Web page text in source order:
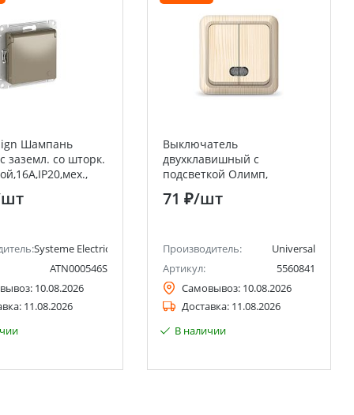
Шампань
заземл. со шторк.
Systeme Electric (ранее Schneider Electric)
ATN000546S
10.08.2026
11.08.2026
Выключатель
двухклавишный с
подсветкой Олимп,
открытой установки, 10А,
220В, сосна UNIVERSAL
71 ₽/шт
Производитель:
Universal
Артикул:
5560841
Самовывоз: 10.08.2026
Доставка: 11.08.2026
В наличии